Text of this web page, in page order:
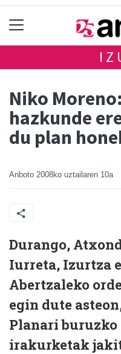
Niko
hazkunde
du plan
Anboto 2008ko uztailaren 10a
Durango,
Iurreta, Izurtza
Abertzaleko
egin dute
Planari buruzko
irakurketak